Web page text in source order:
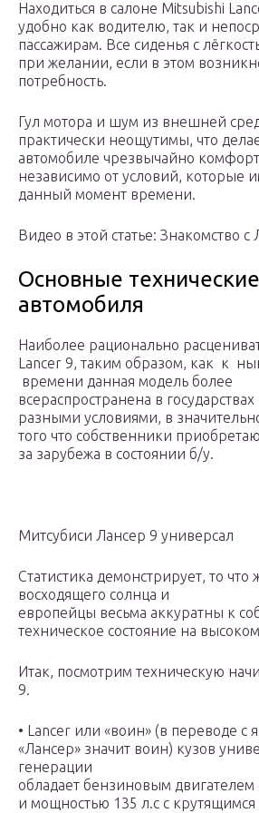
Находиться в салоне Mitsubishi
удобно как водителю, так и
пассажирам. Все сиденья с
при желании, если в этом
потребность.
Гул мотора и шум из внешней
практически неощутимы, что
автомобиле чрезвычайно
независимо от условий, которые
данный момент времени.
Видео в этой статье: Знакомство с
Основные
автомобиля
Наиболее рационально
Lancer 9, таким образом, как к
времени данная модель более
всераспространена в
разными условиями, в
того что собственники
за зарубежа в состоянии б/у.
Митсубиси Лансер 9 универсал
Статистика демонстрирует, то что
восходящего солнца и
европейцы весьма аккуратны к
техническое состояние на
Итак, посмотрим техническую
9.
• Lancer или «воин» (в переводе с
«Лансер» значит воин) кузов
генерации
обладает бензиновым двигателем
и мощностью 135 л.с с